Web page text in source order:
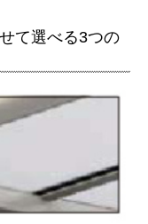
て選べる3つの